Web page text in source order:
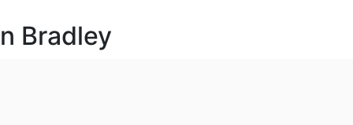
Bradley